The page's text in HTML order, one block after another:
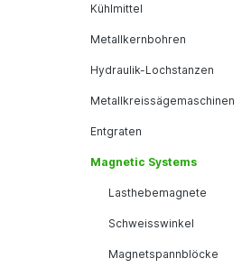
Kühlmittel
Metallkernbohren
Hydraulik-Lochstanzen
Metallkreissägemaschinen
Entgraten
Magnetic Systems
Lasthebemagnete
Schweisswinkel
Magnetspannblöcke